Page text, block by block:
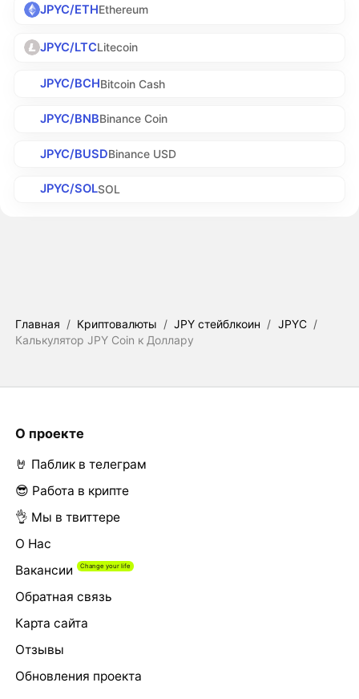
JPYC/ETHEthereum
JPYC/LTCLitecoin
JPYC/BCHBitcoin Cash
JPYC/BNBBinance Coin
JPYC/BUSDBinance USD
JPYC/SOLSOL
Главная / Криптовалюты / JPY стейблкоин / JPYC /
Калькулятор JPY Coin к Доллару
О проекте
🤘 Паблик в телеграм
😎 Работа в крипте
👌 Мы в твиттере
О Нас
Вакансии
Обратная связь
Карта сайта
Отзывы
Обновления проекта